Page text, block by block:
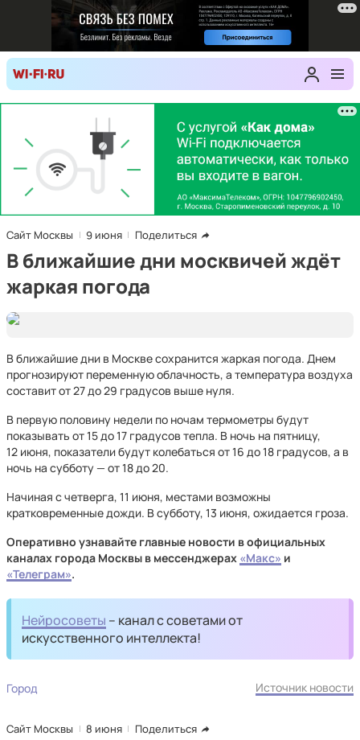
Сайт Москвы 9 июня Поделиться
В ближайшие дни москвичей ждёт
жаркая погода
В ближайшие дни в Москве сохранится жаркая погода. Днем
прогнозируют переменную облачность, а температура воздуха
составит от 27 до 29 градусов выше нуля.
В первую половину недели по ночам термометры будут
показывать от 15 до 17 градусов тепла. В ночь на пятницу,
12 июня, показатели будут колебаться от 16 до 18 градусов, а в
ночь на субботу — от 18 до 20.
Начиная с четверга, 11 июня, местами возможны
кратковременные дожди. В субботу, 13 июня, ожидается гроза.
Оперативно узнавайте главные новости в официальных
каналах города Москвы в мессенджерах «Mакс» и
«Телеграм».
Нейросоветы – канал с советами от
искусственного интеллекта!
Город Источник новости
Сайт Москвы 8 июня Поделиться